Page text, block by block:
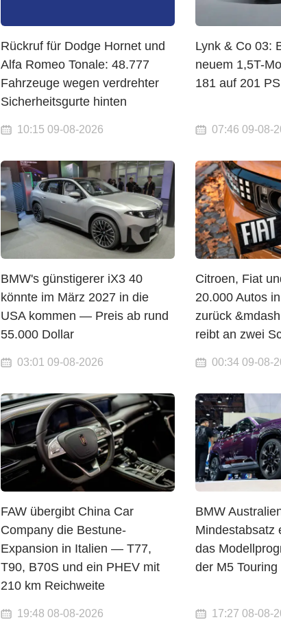
Rückruf für Dodge Hornet und
Alfa Romeo Tonale: 48.777
Fahrzeuge wegen verdrehter
Sicherheitsgurte hinten
10:15 09-08-2026
Lynk & Co 03:
neuem 1,5T-
181 auf 201 PS
07:46 09-08-
BMW's günstigerer iX3 40
könnte im März 2027 in die
USA kommen — Preis ab rund
55.000 Dollar
03:01 09-08-2026
Citroen, Fiat
20.000 Autos
zurück
reibt an zwei
00:34 09-08-
FAW übergibt China Car
Company die Bestune-
Expansion in Italien — T77,
T90, B70S und ein PHEV mit
210 km Reichweite
19:48 08-08-2026
BMW
Mindestabsatz
das
der M5 Touring
17:27 08-08-